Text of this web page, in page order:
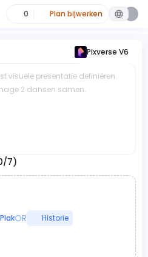
0 Plan bijwerken
Pixverse V6
visuele presentatie definiëren.
2 dansen samen.
7)
OR Historie